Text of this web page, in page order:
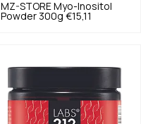
MZ-STORE Myo-Inositol
Powder 300g €15,11